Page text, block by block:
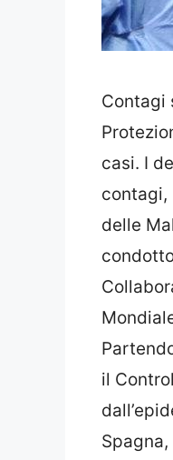
Contagi
casi. I
contagi,
delle
il